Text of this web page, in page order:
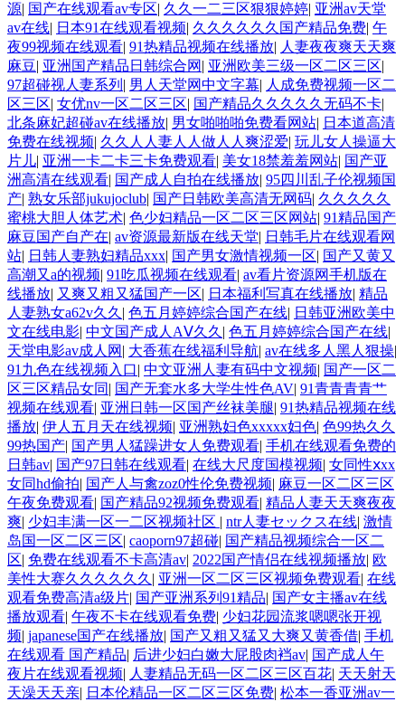
源| 国产在线观看av专区| 久久一二三区狠狠婷婷| 亚洲av天堂
av在线| 日本91在线观看视频| 久久久久久久国产精品免费| 午
夜99视频在线观看| 91热精品视频在线播放| 人妻夜夜爽天天爽
麻豆| 亚洲国产精品日韩综合网 | 亚洲欧美三级一区二区三区|
97超碰视人妻系列 | 男人天堂网中文字幕| 人成免费视频一区二
区三区| 女优nv一区二区三区| 国产精品久久久久久无码不卡|
北条麻妃超碰av在线播放| 男女啪啪啪免费看网站| 日本道高清
免费在线视频| 久久人人妻人人做人人爽涩爱| 玩儿女人操逼大
片儿| 亚洲一卡二卡三卡免费观看| 美女18禁羞羞网站| 国产亚
洲高清在线观看| 国产成人自拍在线播放| 95四川乱子伦视频国
产| 熟女乐部jukujoclub| 国产日韩欧美高清无网码| 久久久久久
蜜桃大胆人体艺术| 色少妇精品一区二区三区网站| 91精品国产
麻豆国产自产在| av资源最新版在线天堂| 日韩毛片在线观看网
站| 日韩人妻熟妇精品xxx| 国产男女激情视频一区| 国产又黄又
高潮又a的视频| 91吃瓜视频在线观看| av看片资源网手机版在
线播放| 又爽又粗又猛国产一区| 日本福利写真在线播放| 精品
人妻熟女a62v久久 | 色五月婷婷综合国产在线| 日韩亚洲欧美中
文在线电影| 中文国产成人AⅤ久久 | 色五月婷婷综合国产在线|
天堂电影av成人网 | 大香蕉在线福利导航| av在线多人黑人狠操|
91九色在线视频入口| 中文亚洲人妻有码中文视频| 国产一区二
区三区精品女同 | 国产无套水多大学生性色AV| 91青青青青艹
视频在线观看| 亚洲日韩一区国产丝袜美腿| 91热精品视频在线
播放| 伊人五月天在线视频| 亚洲熟妇色xxxxx妇色| 色99热久久
99热国产| 国产男人猛躁进女人免费观看| 手机在线观看免费的
日韩av| 国产97日韩在线观看| 在线大尺度国模视频| 女同性ⅹxx
女同hd偷拍| 国产人与禽zoz0性伦免费视频| 麻豆一区二区三区
午夜免费观看| 国产精品92视频免费观看| 精品人妻天天爽夜夜
爽| 少妇丰满一区一二区视频社区 | ntr人妻セックス在线| 激情
岛国一区二区三区| caoporn97超碰| 国产精品视频综合一区二
区| 免费在线观看不卡高清av| 2022国产情侣在线视频播放| 欧
美性大赛久久久久久久 | 亚洲一区二区三区视频免费观看| 在线
观看免费高清a级片| 国产亚洲系列91精品| 国产女主播av在线
播放观看| 午夜不卡在线观看免费| 少妇花园流浆嗯嗯张开视
频| japanese国产在线播放| 国产又粗又猛又大爽又黄香借| 手机
在线观看 国产精品| 后进少妇白嫩大屁股肉裆av| 国产成人午
夜片在线观看视频| 人妻精品无码一区二区三区百花| 天天射天
天澡天天亲| 日本伦精品一区二区三区免费| 松本一香亚洲av一